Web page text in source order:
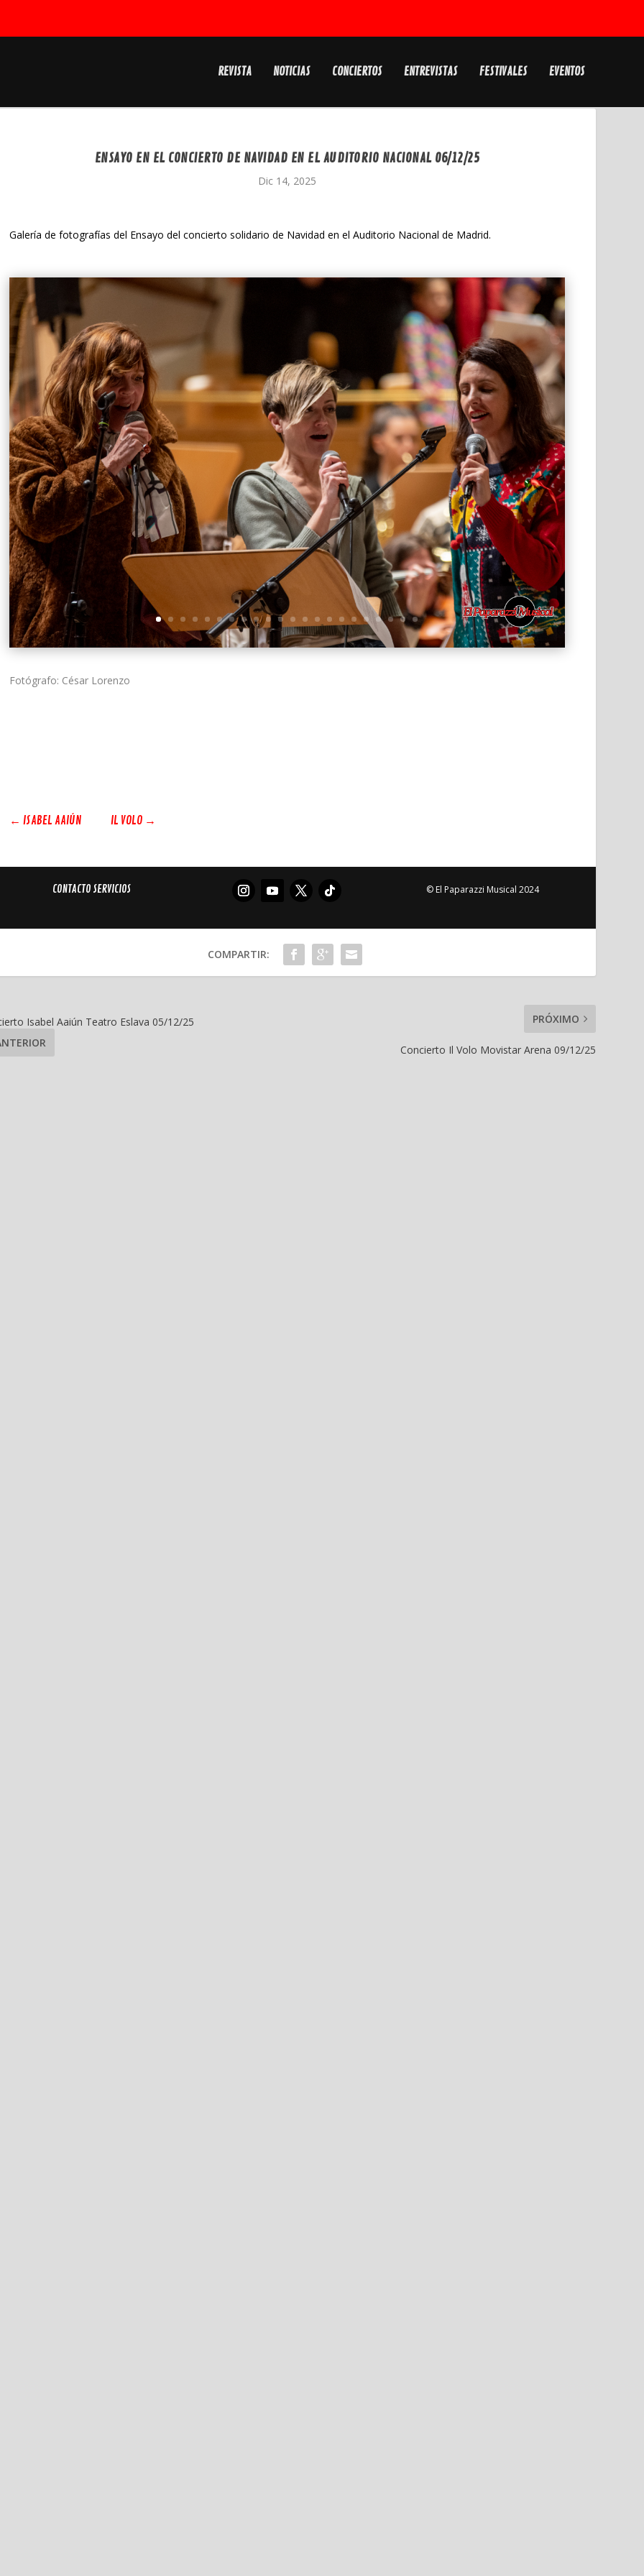
REVISTA NOTICIAS CONCIERTOS ENTREVISTAS FESTIVALES EVENTOS
ENSAYO EN EL CONCIERTO DE NAVIDAD EN EL AUDITORIO NACIONAL 06/12/25
Dic 14, 2025
Galería de fotografías del Ensayo del concierto solidario de Navidad en el Auditorio Nacional de Madrid.
Fotógrafo: César Lorenzo
← ISABEL AAIÚN IL VOLO→
CONTACTO SERVICIOS © El Paparazzi Musical 2024
COMPARTIR:
Isabel Aaiún Teatro Eslava 05/12/25
PRÓXIMO
Concierto Il Volo Movistar Arena 09/12/25